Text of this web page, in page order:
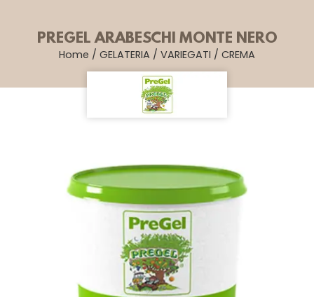
PREGEL ARABESCHI MONTE NERO
Home / GELATERIA / VARIEGATI / CREMA